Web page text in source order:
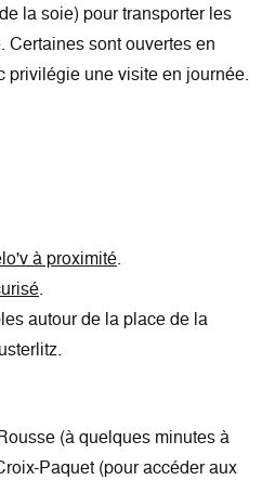
la soie) pour transporter les
Certaines sont ouvertes en
privilégie une visite en journée.
à proximité.
.
autour de la place de la
(à quelques minutes à
Paquet (pour accéder aux